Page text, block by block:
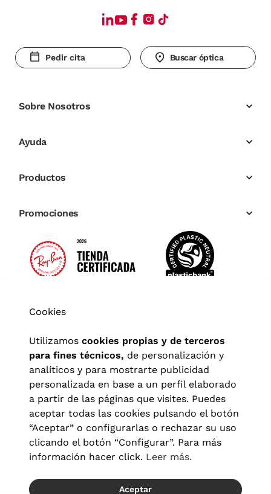
Pedir cita Buscar óptica
Sobre Nosotros
Ayuda
Productos
Promociones
Aviso legal| Política de privacidad Términos y condiciones
Política de cookies|Configuración de cookies
Cookies
Utilizamos cookies propias y de terceros
para fines técnicos, de personalización y
analíticos y para mostrarte publicidad
personalizada en base a un perfil elaborado
a partir de las páginas que visites. Puedes
aceptar todas las cookies pulsando el botón
“Aceptar” o configurarlas o rechazar su uso
clicando el botón “Configurar”. Para más
información hacer click. Leer más.
Aceptar